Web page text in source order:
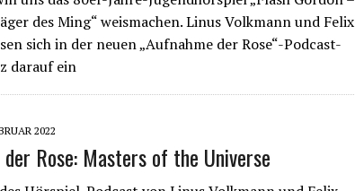
des Ming“ weismachen. Linus Volkmann und Felix
sich in der neuen „Aufnahme der Rose“-Podcast-
darauf ein
2022
der Rose: Masters of the Universe